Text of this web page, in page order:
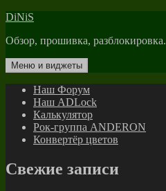
Перейти
содержимому
DiNiS
Обзор, прошивка, разблокировка.
Меню и виджеты
Наш Форум
Наш ADLock
Калькулятор
Рок-группа ANDERON
Конвертёр цветов
Свежие записи